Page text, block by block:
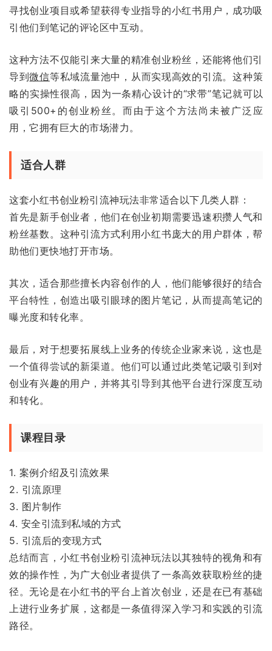
寻找创业项目或希望获得专业指导的小红书用户，成功吸
引他们到笔记的评论区中互动。
这种方法不仅能引来大量的精准创业粉丝，还能将他们引
导到微信等私域流量池中，从而实现高效的引流。这种策
略的实操性很高，因为一条精心设计的“求带”笔记就可以
吸引500+的创业粉丝。而由于这个方法尚未被广泛应
用，它拥有巨大的市场潜力。
适合人群
这套小红书创业粉引流神玩法非常适合以下几类人群：
首先是新手创业者，他们在创业初期需要迅速积攒人气和
粉丝基数。这种引流方式利用小红书庞大的用户群体，帮
助他们更快地打开市场。
其次，适合那些擅长内容创作的人，他们能够很好的结合
平台特性，创造出吸引眼球的图片笔记，从而提高笔记的
曝光度和转化率。
最后，对于想要拓展线上业务的传统企业家来说，这也是
一个值得尝试的新渠道。他们可以通过此类笔记吸引到对
创业有兴趣的用户，并将其引导到其他平台进行深度互动
和转化。
课程目录
1. 案例介绍及引流效果
2. 引流原理
3. 图片制作
4. 安全引流到私域的方式
5. 引流后的变现方式
总结而言，小红书创业粉引流神玩法以其独特的视角和有
效的操作性，为广大创业者提供了一条高效获取粉丝的捷
径。无论是在小红书的平台上首次创业，还是在已有基础
上进行业务扩展，这都是一条值得深入学习和实践的引流
路径。